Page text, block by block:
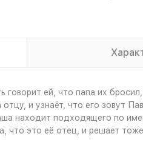
говорит ей, что папа их
и узнаёт, что его зовут
находит подходящего по
это её отец, и решает тоже